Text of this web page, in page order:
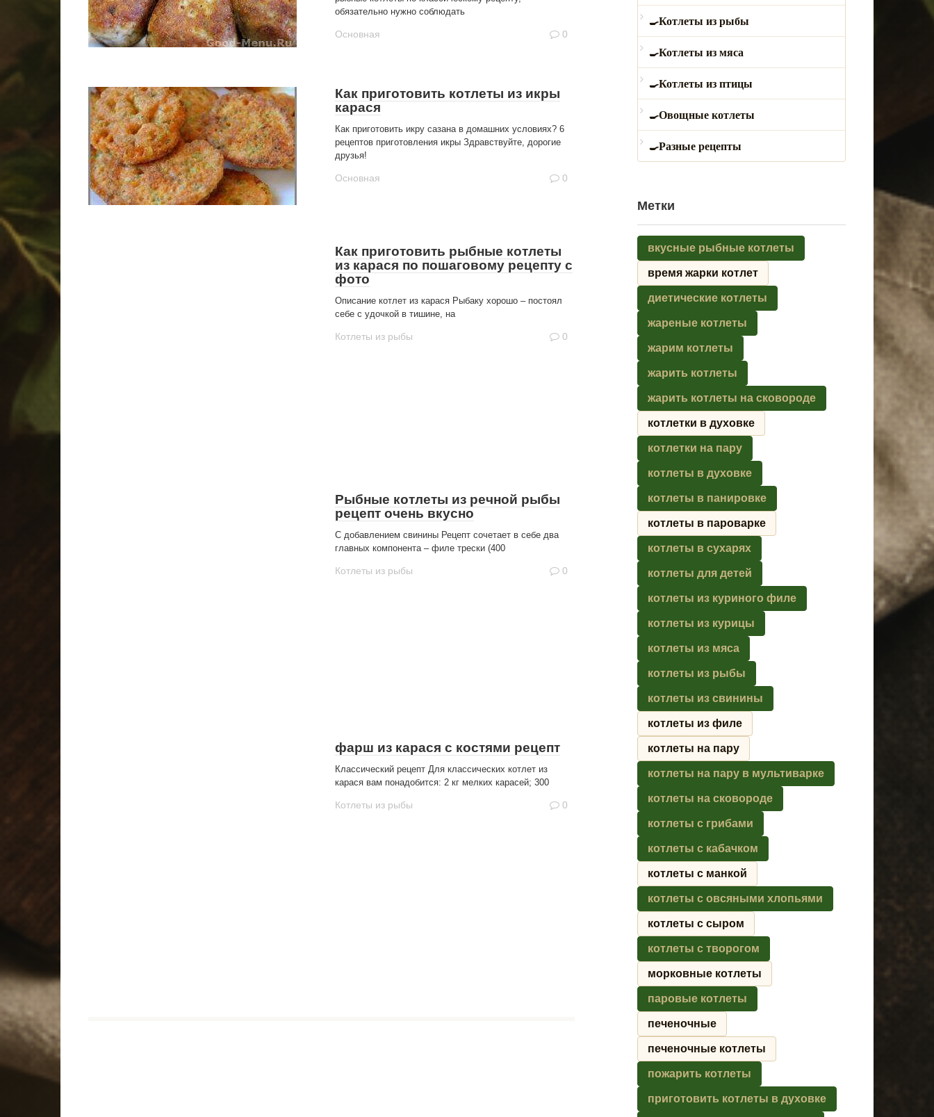
обязательно нужно соблюдать
Основная 0
Как приготовить котлеты из икры
карася
Как приготовить икру сазана в домашних условиях? 6
рецептов приготовления икры Здравствуйте, дорогие
друзья!
Основная 0
Как приготовить рыбные котлеты
из карася по пошаговому рецепту с
фото
Описание котлет из карася Рыбаку хорошо – постоял
себе с удочкой в тишине, на
Котлеты из рыбы 0
Рыбные котлеты из речной рыбы
рецепт очень вкусно
С добавлением свинины Рецепт сочетает в себе два
главных компонента – филе трески (400
Котлеты из рыбы 0
фарш из карася с костями рецепт
Классический рецепт Для классических котлет из
карася вам понадобится: 2 кг мелких карасей; 300
Котлеты из рыбы 0
Котлеты из рыбы
Котлеты из мяса
Котлеты из птицы
Овощные котлеты
Разные рецепты
Метки
вкусные рыбные котлеты
время жарки котлет
диетические котлеты
жареные котлеты
жарим котлеты
жарить котлеты
жарить котлеты на сковороде
котлетки в духовке
котлетки на пару
котлеты в духовке
котлеты в панировке
котлеты в пароварке
котлеты в сухарях
котлеты для детей
котлеты из куриного филе
котлеты из курицы
котлеты из мяса
котлеты из рыбы
котлеты из свинины
котлеты из филе
котлеты на пару
котлеты на пару в мультиварке
котлеты на сковороде
котлеты с грибами
котлеты с кабачком
котлеты с манкой
котлеты с овсяными хлопьями
котлеты с сыром
котлеты с творогом
морковные котлеты
паровые котлеты
печеночные
печеночные котлеты
пожарить котлеты
приготовить котлеты в духовке